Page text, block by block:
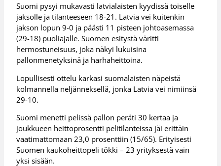
Suomi pysyi mukavasti latvialaisten kyydissä toiselle
jaksolle ja tilanteeseen 18-21. Latvia vei kuitenkin
jakson lopun 9-0 ja päästi 11 pisteen johtoasemassa
(29-18) puoliajalle. Suomen esitystä väritti
hermostuneisuus, joka näkyi lukuisina
pallonmenetyksinä ja harhaheittoina.
Lopullisesti ottelu karkasi suomalaisten näpeistä
kolmannella neljänneksellä, jonka Latvia vei nimiinsä
29-10.
Suomi menetti pelissä pallon peräti 30 kertaa ja
joukkueen heittoprosentti pelitilanteissa jäi erittäin
vaatimattomaan 23,0 prosenttiin (15/65). Erityisesti
Suomen kaukoheittopeli tökki – 23 yrityksestä vain
yksi sisään.